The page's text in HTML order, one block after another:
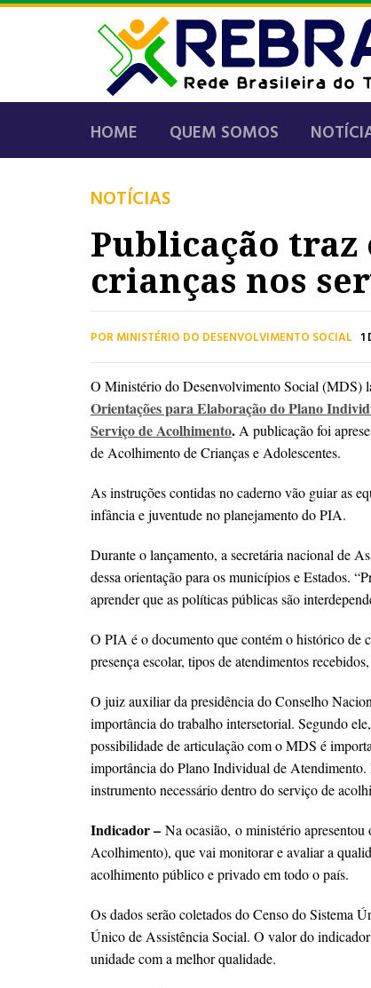
HOME QUEM SOMOS
NOTÍCIAS
Publicação
crianças nos
POR MINISTÉRIO DO DESENVOLVIMENTO SOCIAL 1
O Ministério do Desenvolvimento Social (MDS)
Orientações para Elaboração do Plano
Serviço de Acolhimento. A publicação foi
de Acolhimento de Crianças e Adolescentes.
As instruções contidas no caderno vão guiar as
infância e juventude no planejamento do PIA.
Durante o lançamento, a secretária nacional de
dessa orientação para os municípios e Estados.
aprender que as políticas públicas são
O PIA é o documento que contém o histórico de
presença escolar, tipos de atendimentos
O juiz auxiliar da presidência do Conselho
importância do trabalho intersetorial. Segundo
possibilidade de articulação com o MDS é
importância do Plano Individual de
instrumento necessário dentro do serviço de
Indicador – Na ocasião, o ministério
Acolhimento), que vai monitorar e avaliar a
acolhimento público e privado em todo o país.
Os dados serão coletados do Censo do Sistema
Único de Assistência Social. O valor do
unidade com a melhor qualidade.